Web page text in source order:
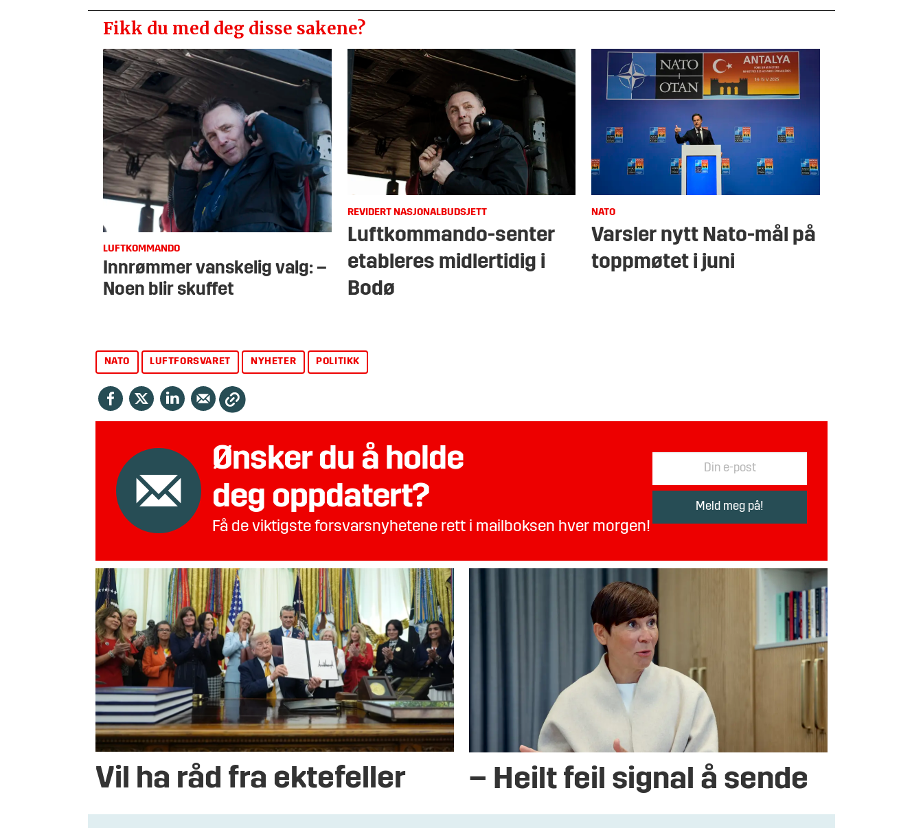
Fikk du med deg disse sakene?
LUFTKOMMANDO
Innrømmer vanskelig valg: –
Noen blir skuffet
REVIDERT NASJONALBUDSJETT
Luftkommando-senter
etableres midlertidig i
Bodø
NATO
Varsler nytt Nato-mål på
toppmøtet i juni
NATO LUFTFORSVARET NYHETER POLITIKK
Ønsker du å holde
deg oppdatert?
Få de viktigste forsvarsnyhetene rett i mailboksen hver morgen!
Vil ha råd fra ektefeller – Heilt feil signal å sende